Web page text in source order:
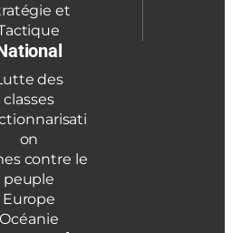
et
des
classes
on
contre le
peuple
Europe
Océanie